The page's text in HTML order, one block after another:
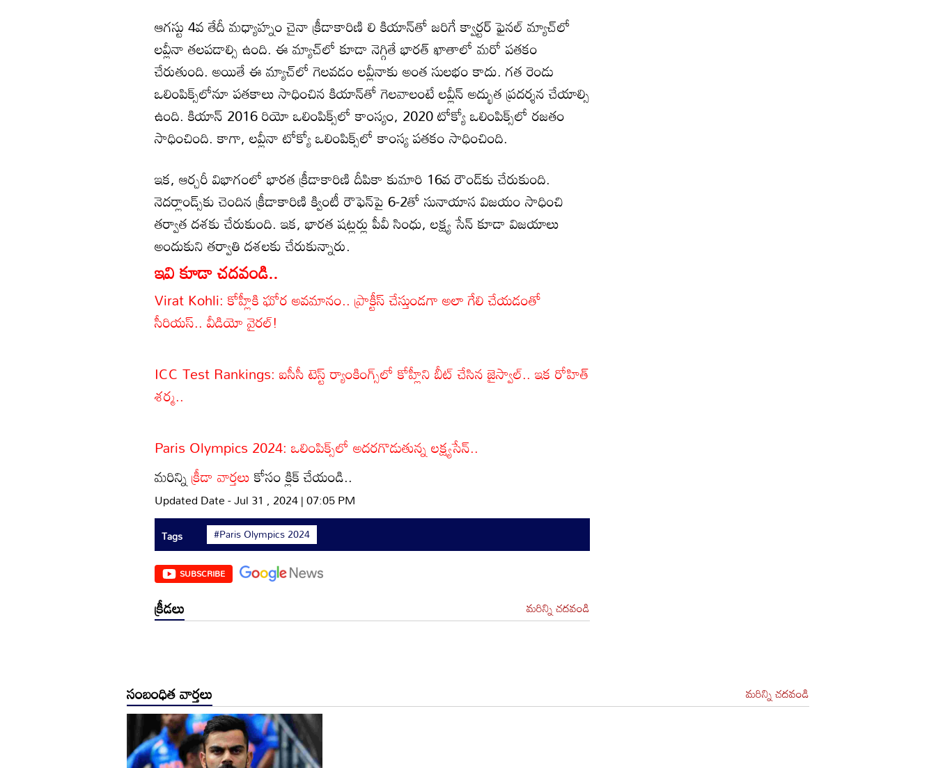
ఆగస్టు 4వ తేదీ మధ్యాహ్నం చైనా క్రీడాకారిణి లి కియాన్‌తో జరిగే క్వార్టర్ ఫైనల్ మ్యాచ్‌లో
లవ్లీనా తలపడాల్సి ఉంది. ఈ మ్యాచ్‌లో కూడా నెగ్గితే భారత్ ఖాతాలో మరో పతకం
చేరుతుంది. అయితే ఈ మ్యాచ్‌లో గెలవడం లవ్లీనాకు అంత సులభం కాదు. గత రెండు
ఒలింపిక్స్‌లోనూ పతకాలు సాధించిన కియాన్‌తో గెలవాలంటే లవ్లీన్ అద్భుత ప్రదర్శన చేయాల్సి
ఉంది. కియాన్ 2016 రియో ఒలింపిక్స్‌లో కాంస్యం, 2020 టోక్యో ఒలింపిక్స్‌లో రజతం
సాధించింది. కాగా, లవ్లీనా టోక్యో ఒలింపిక్స్‌లో కాంస్య పతకం సాధించింది.
ఇక, ఆర్చరీ విభాగంలో భారత క్రీడాకారిణి దీపికా కుమారి 16వ రౌండ్‌కు చేరుకుంది.
నెదర్లాండ్స్‌కు చెందిన క్రీడాకారిణి క్వింటీ రౌఫెన్‌పై 6-2తో సునాయాస విజయం సాధించి
తర్వాత దశకు చేరుకుంది. ఇక, భారత షట్లర్లు పీవీ సింధు, లక్ష్య సేన్‌ కూడా విజయాలు
అందుకుని తర్వాతి దశలకు చేరుకున్నారు.
ఇవి కూడా చదవండి..
Virat Kohli: కోహ్లీకి ఘోర అవమానం.. ప్రాక్టీస్ చేస్తుండగా అలా గేలి చేయడంతో
సీరియస్.. వీడియో వైరల్!
ICC Test Rankings: ఐసీసీ టెస్ట్ ర్యాంకింగ్స్‌లో కోహ్లీని బీట్ చేసిన జైస్వాల్.. ఇక రోహిత్
శర్మ..
Paris Olympics 2024: ఒలింపిక్స్‌లో అదరగొడుతున్న లక్ష్యసేన్..
మరిన్నిక్రీడా వార్తలుకోసం క్లిక్ చేయండి..
Updated Date - Jul 31 , 2024 | 07:05 PM
Tags #Paris Olympics 2024
SUBSCRIBE
క్రీడలు మరిన్ని చదవండి
సంబంధిత వార్తలు మరిన్ని చదవండి